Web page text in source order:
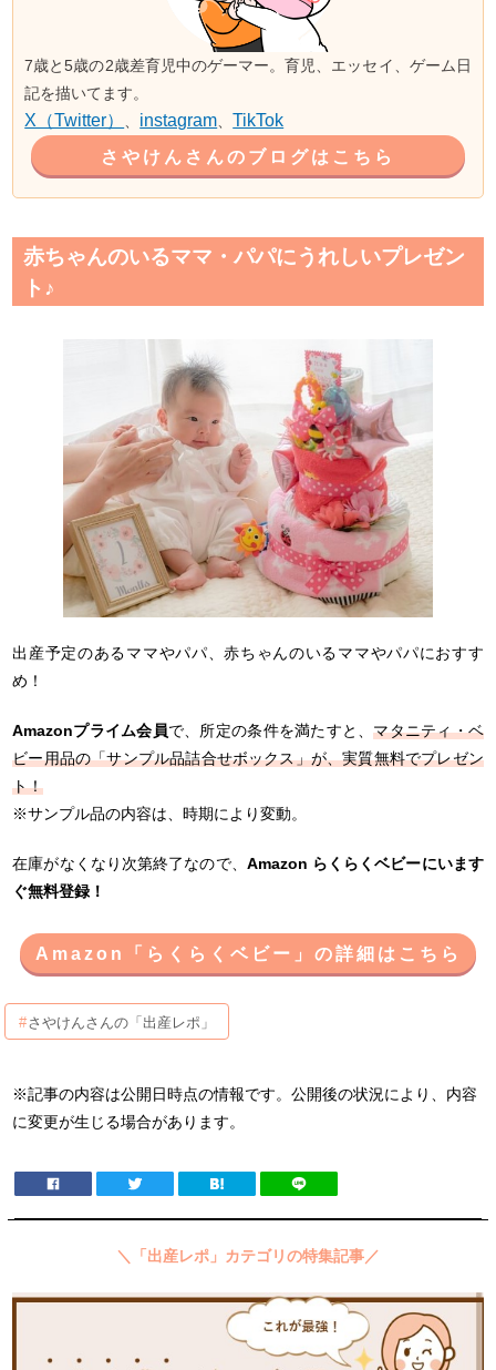
7歳と5歳の2歳差育児中のゲーマー。育児、エッセイ、ゲーム日
記を描いてます。
X（Twitter） instagram 、TikTok
さやけんさんのブログはこちら
赤ちゃんのいるママ・パパにうれしいプレゼン
ト♪
出産予定のあるママやパパ、赤ちゃんのいるママやパパにおすす
め！
Amazonプライム会員で、所定の条件を満たすと、マタニティ・ベ
ビー用品の「サンプル品詰合せボックス」が、実質無料でプレゼン
ト！
※サンプル品の内容は、時期により変動。
在庫がなくなり次第終了なので、 Amazon らくらくベビーにいます
ぐ無料登録！
Amazon「らくらくベビー」の詳細はこちら
さやけんさんの「出産レポ」
※記事の内容は公開日時点の情報です。公開後の状況により、内容
に変更が生じる場合があります。
＼「出産レポ」カテゴリの特集記事／